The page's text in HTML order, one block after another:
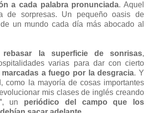
a cada palabra pronunciada. Aquel
de sorpresas. Un pequeño oasis de
un mundo cada día más abocado al
la superficie de sonrisas,
varias para dar con cierto
marcadas a fuego por la desgracia. Y
como la mayoría de cosas importantes
mis clases de inglés creando
', un periódico del campo que los